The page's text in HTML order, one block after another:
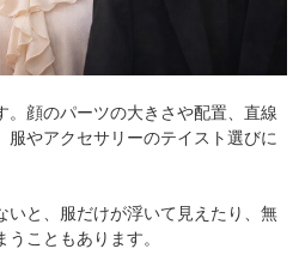
。顔のパーツの大きさや配置、直線
服やアクセサリーのテイスト選びに
いと、服だけが浮いて見えたり、無
こともあります。